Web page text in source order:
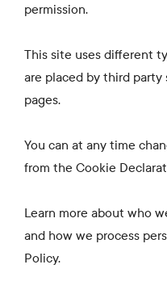
permission.
This site uses different
are placed by third party
pages.
You can at any time
from the Cookie
Learn more about who
and how we process
Policy.